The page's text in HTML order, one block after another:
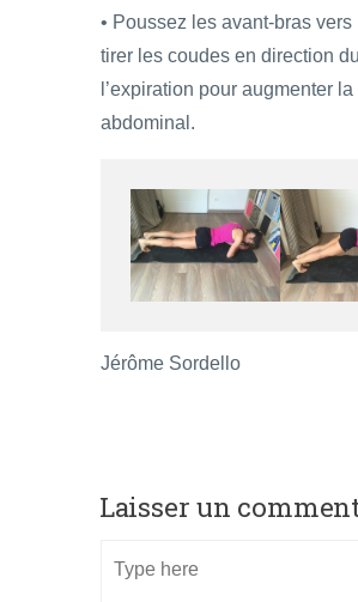
• Poussez les avant-bras vers
tirer les coudes en direction
l’expiration pour augmenter
abdominal.
Jérôme Sordello
Laisser un